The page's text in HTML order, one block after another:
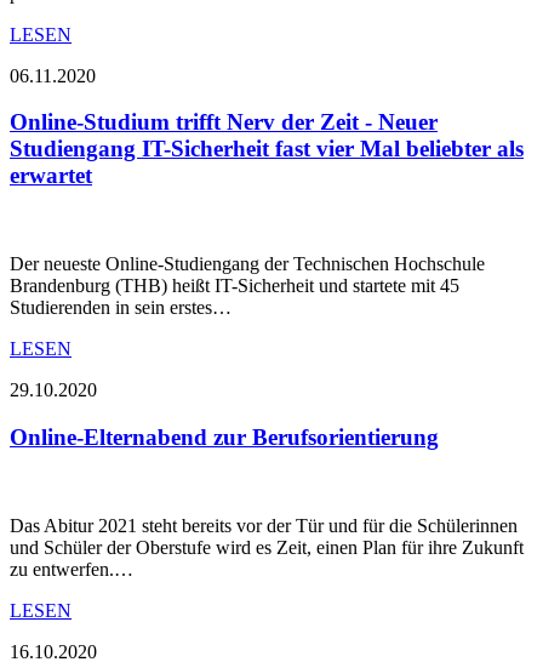
LESEN
06.11.2020
Online-Studium trifft Nerv der Zeit - Neuer
Studiengang IT-Sicherheit fast vier Mal beliebter als
erwartet
Der neueste Online-Studiengang der Technischen Hochschule
Brandenburg (THB) heißt IT-Sicherheit und startete mit 45
Studierenden in sein erstes…
LESEN
29.10.2020
Online-Elternabend zur Berufsorientierung
Das Abitur 2021 steht bereits vor der Tür und für die Schülerinnen
und Schüler der Oberstufe wird es Zeit, einen Plan für ihre Zukunft
zu entwerfen.…
LESEN
16.10.2020